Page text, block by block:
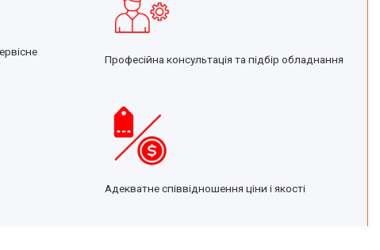
Професійна консультація та підбір обладнання
Адекватне співвідношення ціни і якості